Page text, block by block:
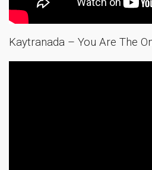
Kaytranada – You Are The